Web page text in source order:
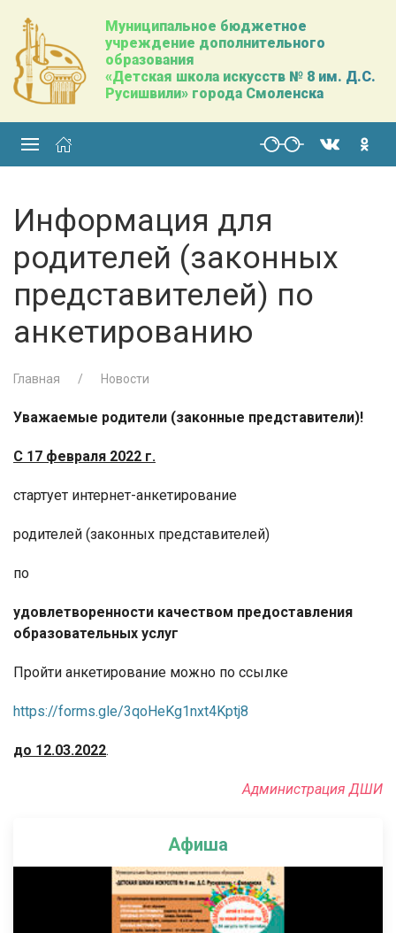
Муниципальное бюджетное
учреждение дополнительного
образования
«Детская школа искусств № 8 им. Д.С.
Русишвили» города Смоленска
Афиша
Информация для
родителей (законных
представителей) по
анкетированию
Главная Новости
Уважаемые родители (законные представители)!
С 17 февраля 2022 г.
стартует интернет-анкетирование
родителей (законных представителей)
по
удовлетворенности качеством предоставления
образовательных услуг
Пройти анкетирование можно по ссылке
https://forms.gle/3qoHeKg1nxt4Kptj8
до 12.03.2022.
Администрация ДШИ